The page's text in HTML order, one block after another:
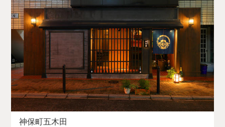
神保町五木田